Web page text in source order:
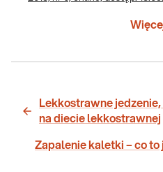
Lekkostrawne
na diecie lekkostrawnej
Zapalenie kaletki – co